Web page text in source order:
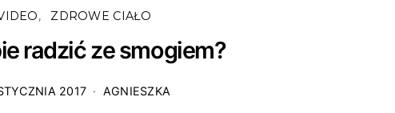
ZDROWE CIAŁO
radzić ze smogiem?
2017 AGNIESZKA